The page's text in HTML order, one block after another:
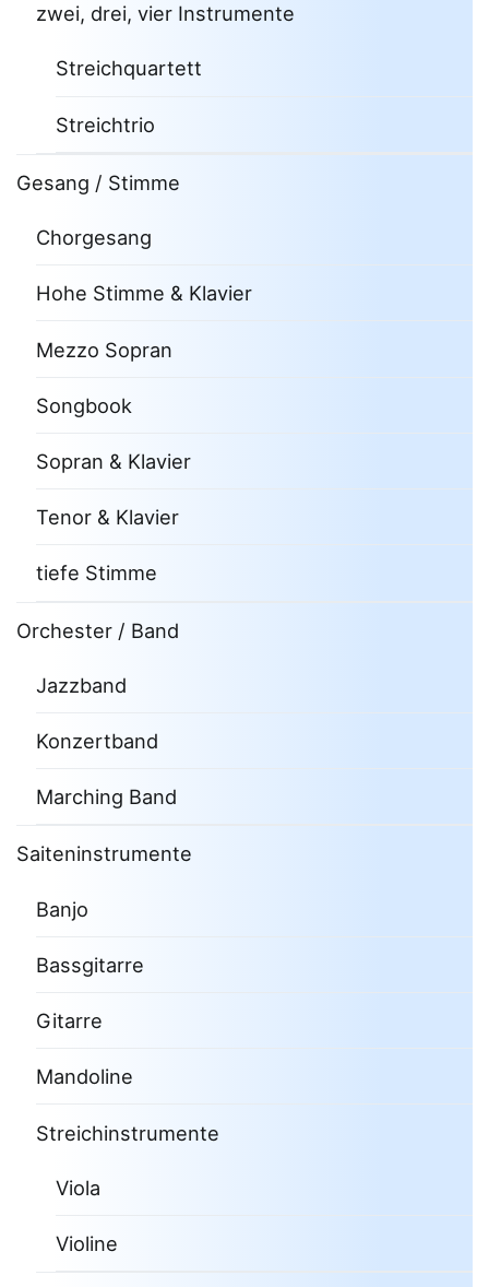
zwei, drei, vier Instrumente
Streichquartett
Streichtrio
Gesang / Stimme
Chorgesang
Hohe Stimme & Klavier
Mezzo Sopran
Songbook
Sopran & Klavier
Tenor & Klavier
tiefe Stimme
Orchester / Band
Jazzband
Konzertband
Marching Band
Saiteninstrumente
Banjo
Bassgitarre
Gitarre
Mandoline
Streichinstrumente
Viola
Violine